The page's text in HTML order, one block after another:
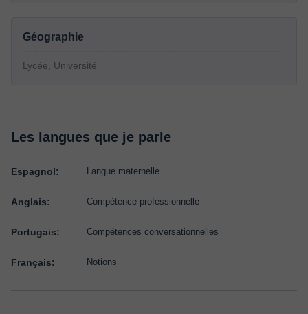
Géographie
Lycée, Université
Les langues que je parle
Espagnol: Langue maternelle
Anglais: Compétence professionnelle
Portugais: Compétences conversationnelles
Français: Notions